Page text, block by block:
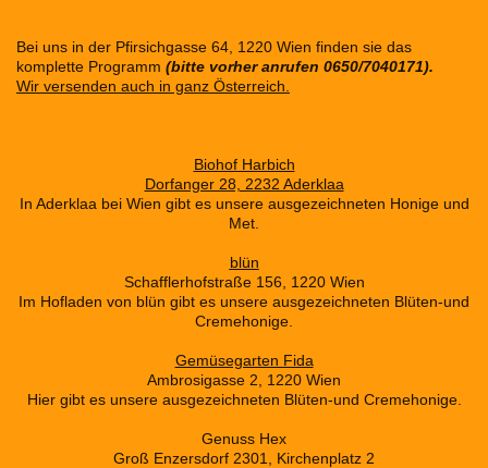
Bei uns in der Pfirsichgasse 64, 1220 Wien finden sie das
komplette Programm (bitte vorher anrufen 0650/7040171).
Wir versenden auch in ganz Österreich.
Biohof Harbich
Dorfanger 28, 2232 Aderklaa
In Aderklaa bei Wien gibt es unsere ausgezeichneten Honige und
Met.
blün
Schafflerhofstraße 156, 1220 Wien
Im Hofladen von blün gibt es unsere ausgezeichneten Blüten-und
Cremehonige.
Gemüsegarten Fida
Ambrosigasse 2, 1220 Wien
Hier gibt es unsere ausgezeichneten Blüten-und Cremehonige.
Genuss Hex
Groß Enzersdorf 2301, Kirchenplatz 2